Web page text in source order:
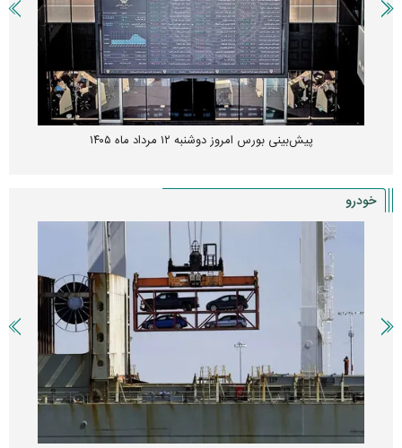
پیش‌بینی بورس امروز دوشنبه ۱۲ مرداد ماه ۱۴۰۵
خودرو